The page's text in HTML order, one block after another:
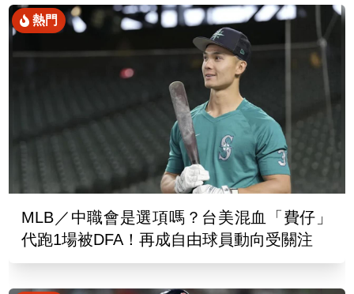
熱門
MLB／中職會是選項嗎？台美混血「費仔」
代跑1場被DFA！再成自由球員動向受關注